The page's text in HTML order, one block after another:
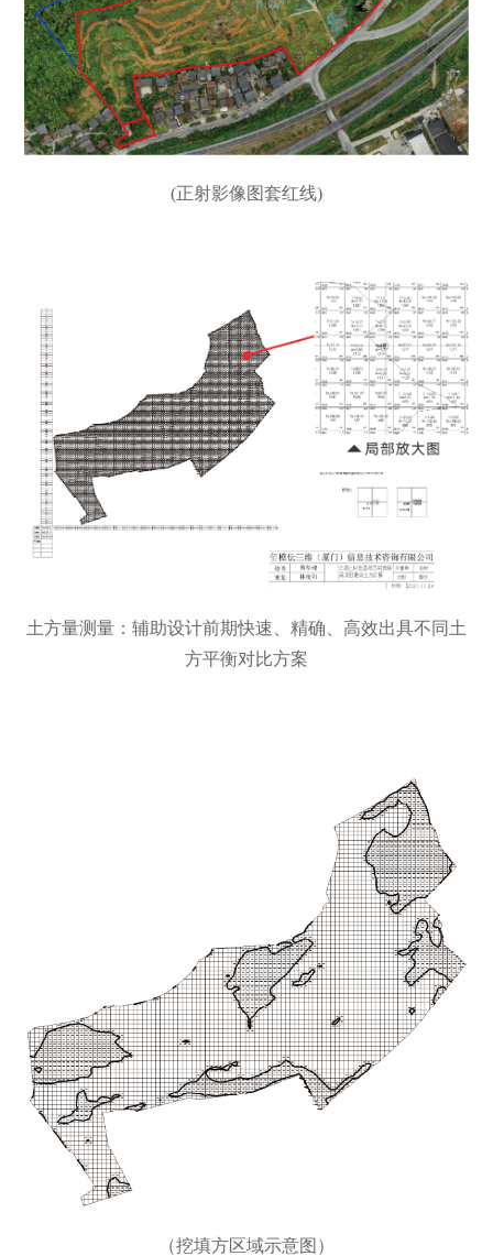
(正射影像图套红线)
土方量测量：辅助设计前期快速、精确、高效出具不同土
方平衡对比方案
（挖填方区域示意图）